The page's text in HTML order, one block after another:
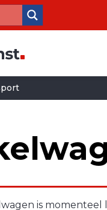
is momenteel